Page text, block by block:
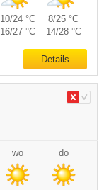
10/24 °C
8/25 °C
16/27 °C 14/28 °C
Details
wo do